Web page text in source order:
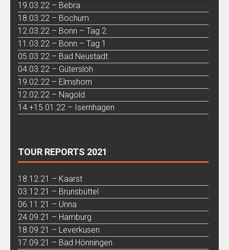
19.03.22 – Bebra
18.03.22 – Bochum
12.03.22 – Bonn – Tag 2
11.03.22 – Bonn – Tag 1
05.03.22 – Bad Neustadt
04.03.22 – Gütersloh
19.02.22 – Elmshorn
12.02.22 – Nagold
14.+15.01.22 – Isernhagen
TOUR REPORTS 2021
18.12.21 – Kaarst
03.12.21 – Brunsbüttel
06.11.21 – Unna
24.09.21 – Hamburg
18.09.21 – Leverkusen
17.09.21 – Bad Hönningen